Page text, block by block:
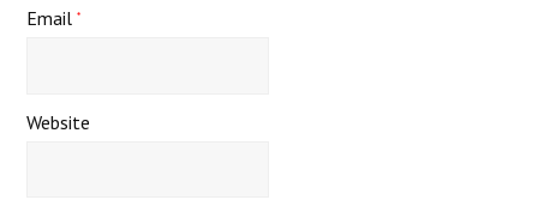
Email*
Website